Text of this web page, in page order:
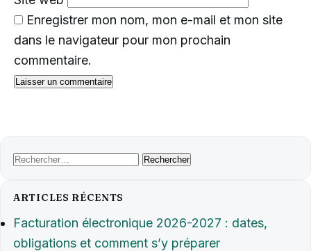
Enregistrer mon nom, mon e-mail et mon site
dans le navigateur pour mon prochain
commentaire.
Rechercher :
ARTICLES RÉCENTS
Facturation électronique 2026-2027 : dates,
obligations et comment s’y préparer